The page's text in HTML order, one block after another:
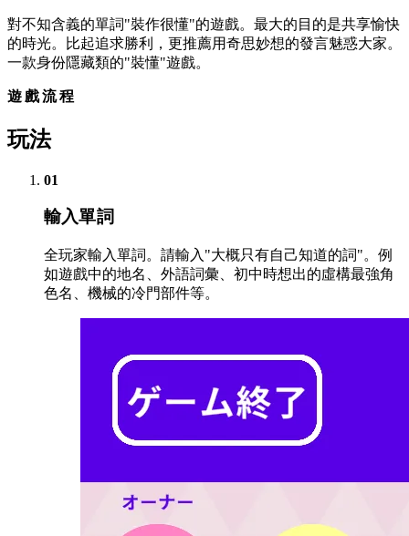
對不知含義的單詞"裝作很懂"的遊戲。最大的目的是共享愉快
的時光。比起追求勝利，更推薦用奇思妙想的發言魅惑大家。
一款身份隱藏類的"裝懂"遊戲。
遊戲流程
玩法
01
輸入單詞
全玩家輸入單詞。請輸入"大概只有自己知道的詞"。例
如遊戲中的地名、外語詞彙、初中時想出的虛構最強角
色名、機械的冷門部件等。